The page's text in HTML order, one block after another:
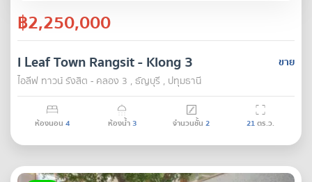
฿2,250,000
ขาย
I Leaf Town Rangsit - Klong 3
ไอลีฟ ทาวน์ รังสิต - คลอง 3 , ธัญบุรี , ปทุมธานี
ห้องนอน 4 ห้องน้ำ3 จำนวนชั้น 2 21ตร.ว.